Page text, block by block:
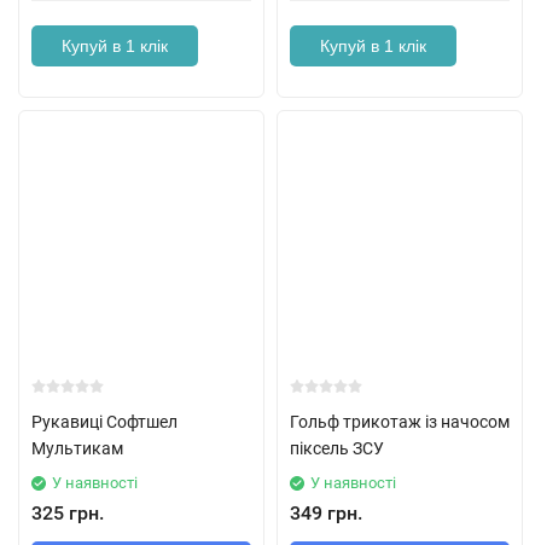
Купуй в 1 клік Купуй в 1 клік
Рукавиці Софтшел
Мультикам
У наявності
325 грн.
Гольф трикотаж із начосом
піксель ЗСУ
У наявності
349 грн.